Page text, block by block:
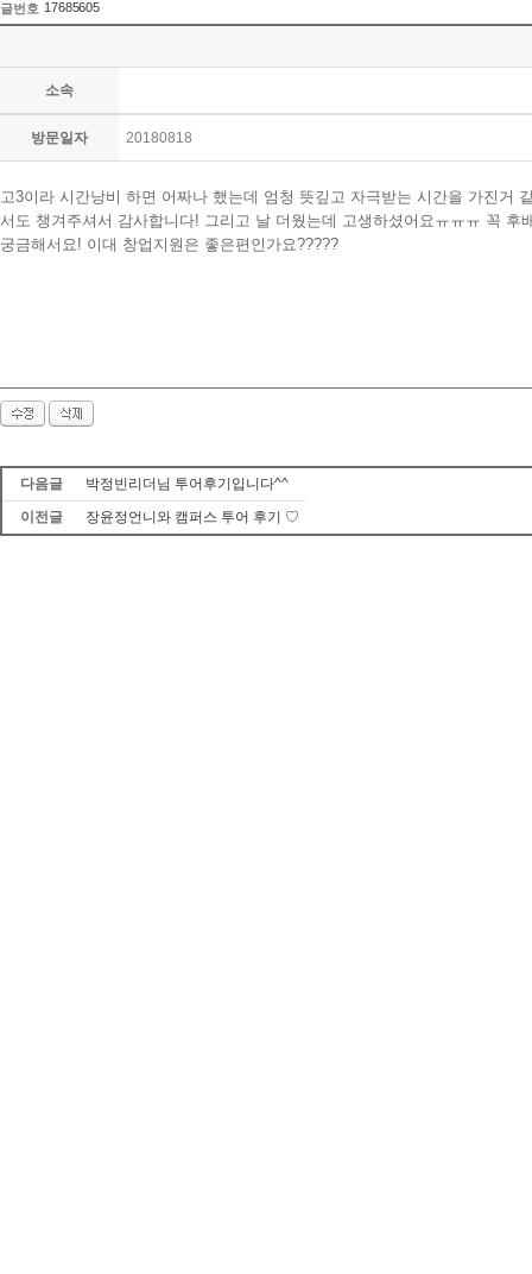
글번호 17685605
소속
방문일자 20180818
고3이라 시간낭비 하면 어짜나 했는데 엄청 뜻깊고 자극받는 시간을 가진거
서도 챙겨주셔서 감사합니다! 그리고 날 더웠는데 고생하셨어요ㅠㅠㅠ 꼭
궁금해서요! 이대 창업지원은 좋은편인가요?????
다음글
박정빈리더님 투어후기입니다^^
이전글
장윤정언니와 캠퍼스 투어 후기 ♡